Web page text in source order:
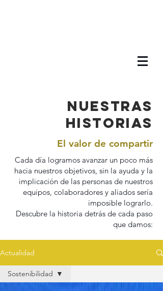
Nuestras
historias
El valor de compartir
Cada día logramos avanzar un poco más
hacia nuestros objetivos, sin la ayuda y la
implicación de las personas de nuestros
equipos, colaboradores y aliados sería
imposible lograrlo.
Descubre la historia detrás de cada paso
que damos:
Actualidad
Sostenibilidad